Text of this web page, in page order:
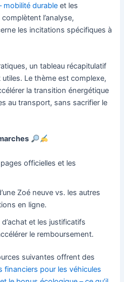
mobilité durable et les
l’analyse,
les incitations spécifiques à
un tableau récapitulatif
Le thème est complexe,
la transition énergétique
au transport, sans sacrifier le
pages officielles et les
Zoé neuve vs. les autres
en ligne.
et les justificatifs
le remboursement.
suivantes offrent des
financiers pour les véhicules